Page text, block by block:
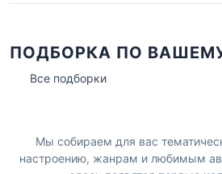
ПОДБОРКА ПО
Все подборки
Мы собираем для вас
настроению, жанрам и любимым